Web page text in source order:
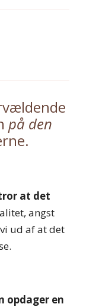
på den
at det
angst
ud af at det
opdager en